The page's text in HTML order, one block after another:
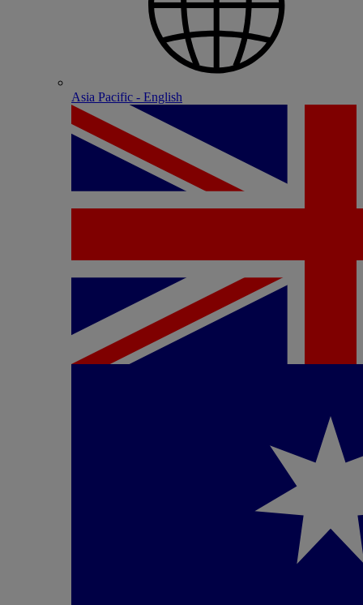
Asia Pacific - English